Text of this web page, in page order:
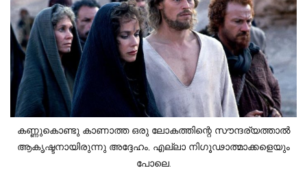
കണ്ണുകൊണ്ടു കാണാത്ത ഒരു ലോകത്തിന്റെ സൗന്ദര്യത്താല്‍
ആകൃഷ്ടനായിരുന്നു അദ്ദേഹം, എല്ലാ നിഗൂഢാത്മാക്കളെയും
പോലെ.